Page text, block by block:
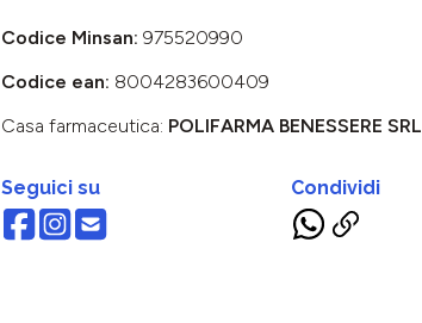
Codice Minsan: 975520990
Codice ean: 8004283600409
Casa farmaceutica: POLIFARMA BENESSERE SRL
Seguici su Condividi